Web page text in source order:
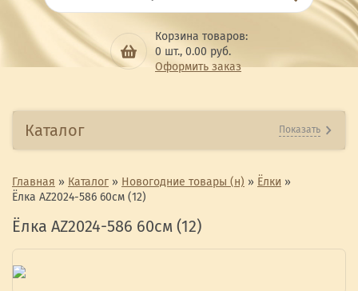
Корзина товаров:
0 шт., 0.00 руб.
Оформить заказ
Каталог Показать
Главная » Каталог » Новогодние товары (н) » Ёлки »
Ёлка AZ2024-586 60см (12)
Ёлка AZ2024-586 60см (12)